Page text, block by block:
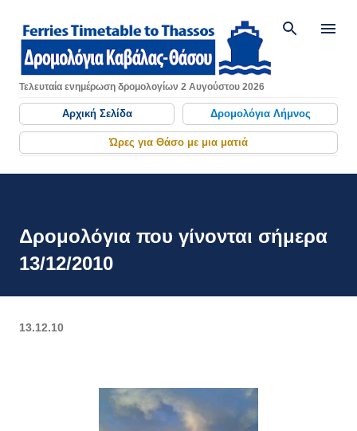
Μετάβαση στο κύριο περιεχόμενο
Τελευταία ενημέρωση δρομολογίων 2 Αυγούστου 2026
Αρχική Σελίδα Δρομολόγια Λήμνος
Ώρες για Θάσο με μια ματιά
Δρομολόγια που γίνονται σήμερα
13/12/2010
13.12.10